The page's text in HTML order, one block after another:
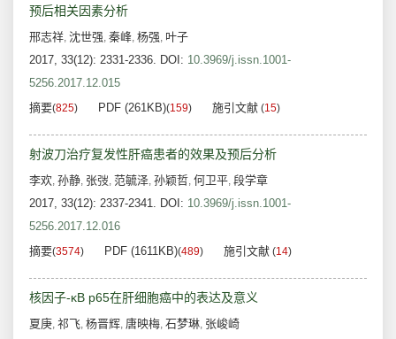
预后相关因素分析
邢志祥, 沈世强, 秦峰, 杨强, 叶子
2017, 33(12): 2331-2336. DOI: 10.3969/j.issn.1001-
5256.2017.12.015
摘要(825) PDF (261KB)(159) 施引文献 (15)
射波刀治疗复发性肝癌患者的效果及预后分析
李欢, 孙静, 张弢, 范毓泽, 孙颖哲, 何卫平, 段学章
2017, 33(12): 2337-2341. DOI: 10.3969/j.issn.1001-
5256.2017.12.016
摘要(3574) PDF (1611KB)(489) 施引文献 (14)
核因子-κB p65在肝细胞癌中的表达及意义
夏庚, 祁飞, 杨晋辉, 唐映梅, 石梦琳, 张峻崎